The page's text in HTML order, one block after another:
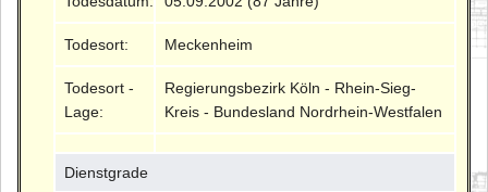
Todesort: Meckenheim
Todesort -
Lage:
Regierungsbezirk Köln - Rhein-Sieg-
Kreis - Bundesland Nordrhein-Westfalen
Dienstgrade